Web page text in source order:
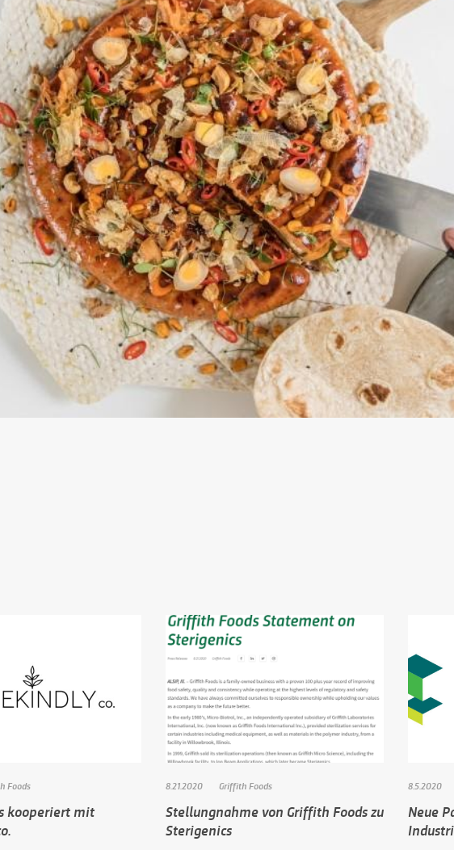
Foods
kooperiert mit
8.21.2020 Griffith Foods
Stellungnahme von Griffith Foods zu
Sterigenics
8.5.2020
Neue